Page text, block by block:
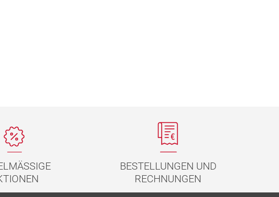
BESTELLUNGEN UND
RECHNUNGEN